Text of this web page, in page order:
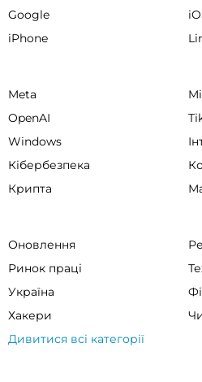
Google
iPhone
Meta
OpenAI
Windows
Кібербезпека
Крипта
Оновлення
Ринок праці
Україна
Хакери
Дивитися всі категорії